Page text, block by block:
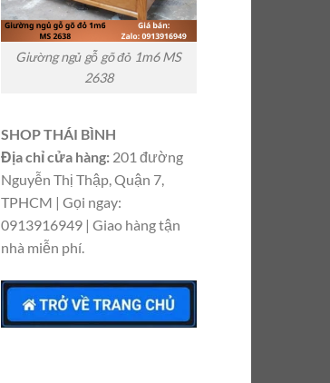
Giường ngủ gỗ gõ đỏ 1m6 MS
2638
SHOP THÁI BÌNH
Địa chỉ cửa hàng:201 đường
Nguyễn Thị Thập, Quận 7,
TPHCM | Gọi ngay:
0913916949 | Giao hàng tận
nhà miễn phí.